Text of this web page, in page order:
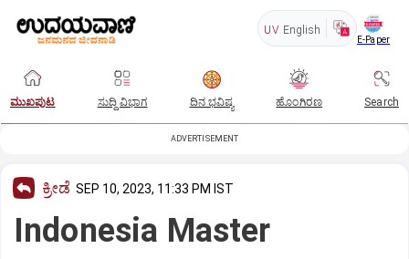
UV English
E-Paper
ಮುಖಪುಟ ಸುದ್ದಿ ವಿಭಾಗ ದಿನ ಭವಿಷ್ಯ ಹೊಂಗಿರಣ Search
ADVERTISEMENT
ಕ್ರೀಡೆ SEP 10, 2023, 11:33 PM IST
Indonesia Master